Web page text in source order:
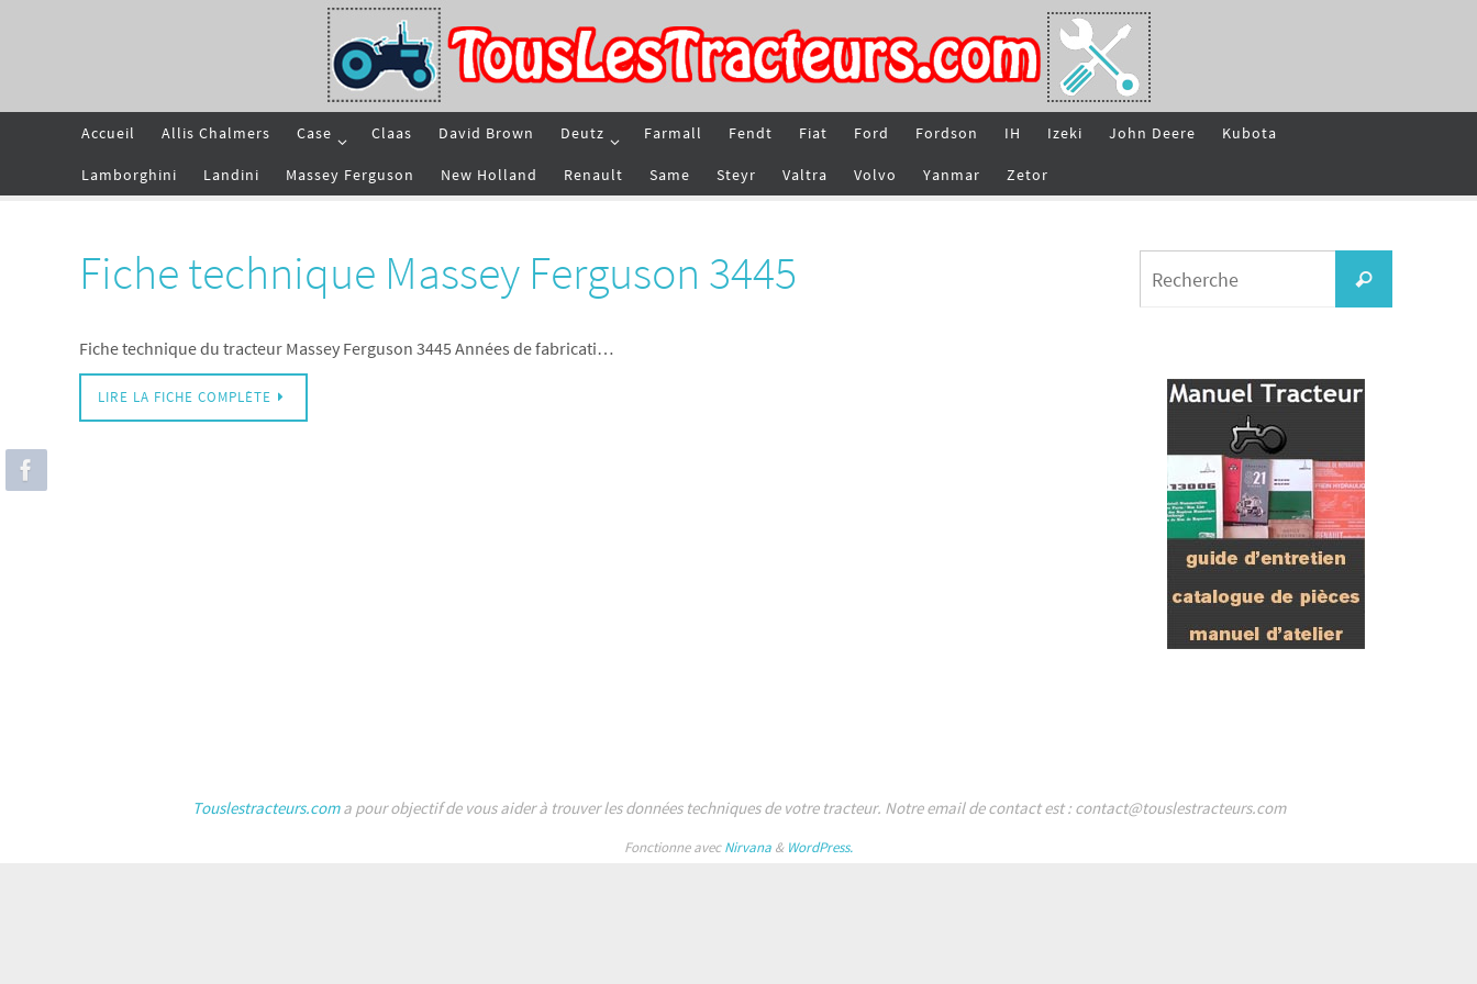
Accueil Allis Chalmers Case Claas David Brown Deutz Farmall Fendt Fiat Ford Fordson IH Izeki John Deere Kubota
Lamborghini Landini Massey Ferguson New Holland Renault Same Steyr Valtra Volvo Yanmar Zetor
Fiche technique Massey Ferguson 3445
Fiche technique du tracteur Massey Ferguson 3445 Années de fabricati…
LIRE LA FICHE COMPLÈTE
Recherche
Touslestracteurs.coma pour objectif de vous aider à trouver les données techniques de votre tracteur. Notre email de contact est : contact@touslestracteurs.com
Fonctionne avecNirvana & WordPress.